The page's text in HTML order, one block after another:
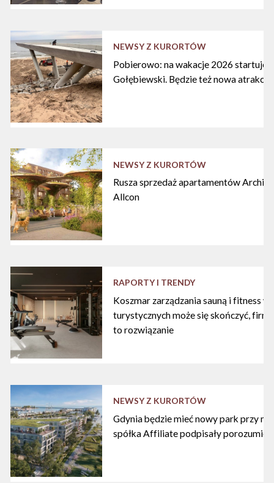
NEWSY Z KURORTÓW
Pobierowo: na wakacje 2026 startuje
Gołębiewski. Będzie też nowa atrakcja
NEWSY Z KURORTÓW
Rusza sprzedaż apartamentów
Allcon
RAPORTY I TRENDY
Koszmar zarządzania sauną i fitness w
turystycznych może się skończyć,
to rozwiązanie
NEWSY Z KURORTÓW
Gdynia będzie mieć nowy park przy
spółka Affiliate podpisały